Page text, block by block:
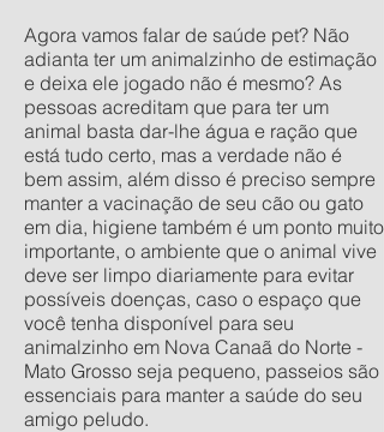
Agora vamos falar de saúde pet? Não
adianta ter um animalzinho de estimação
e deixa ele jogado não é mesmo? As
pessoas acreditam que para ter um
animal basta dar-lhe água e ração que
está tudo certo, mas a verdade não é
bem assim, além disso é preciso sempre
manter a vacinação de seu cão ou gato
em dia, higiene também é um ponto muito
importante, o ambiente que o animal vive
deve ser limpo diariamente para evitar
possíveis doenças, caso o espaço que
você tenha disponível para seu
animalzinho em Nova Canaã do Norte -
Mato Grosso seja pequeno, passeios são
essenciais para manter a saúde do seu
amigo peludo.